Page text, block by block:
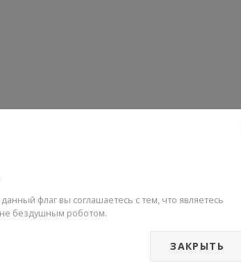
флаг вы соглашаетесь с тем, что являетесь
бездушным роботом.
ЗАКРЫТЬ